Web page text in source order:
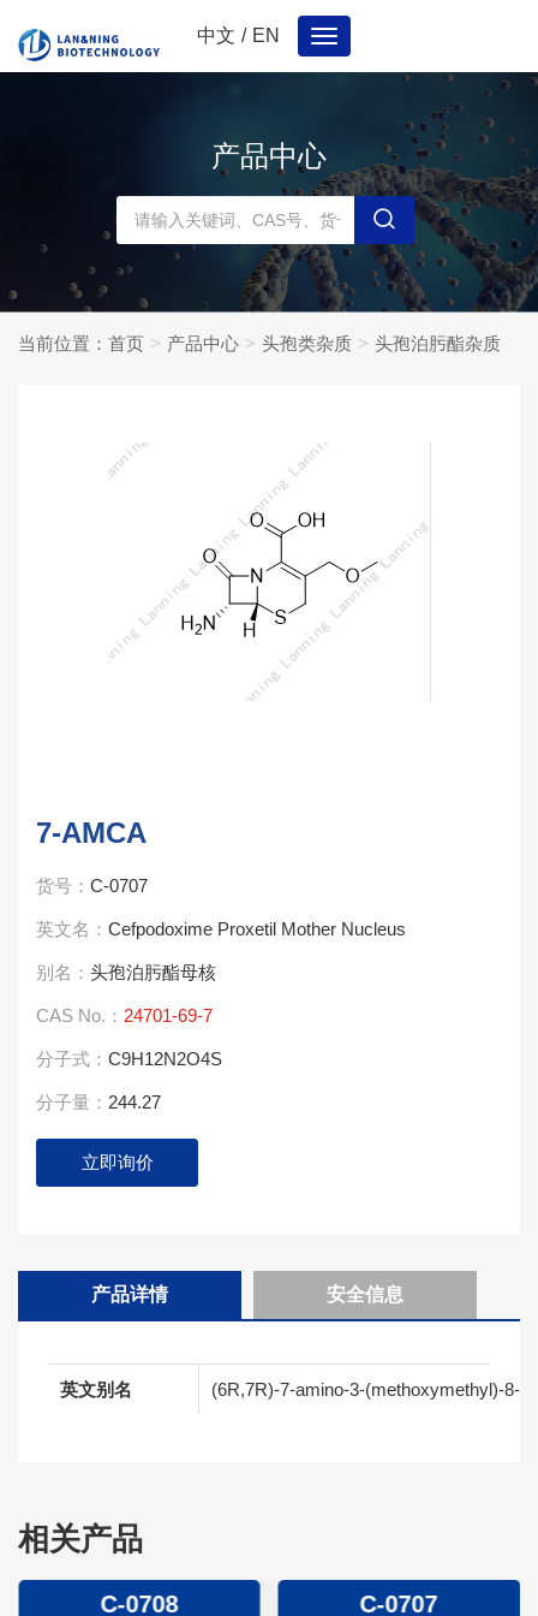
中文 / EN
Toggle
navigation
产品中心
当前位置： 首页 产品中心 头孢类杂质 头孢泊肟酯杂质
7-AMCA
货号： C-0707
英文名： Cefpodoxime Proxetil Mother Nucleus
别名： 头孢泊肟酯母核
CAS No.： 24701-69-7
分子式： C9H12N2O4S
分子量： 244.27
立即询价
产品详情 安全信息
英文别名 (6R,7R)-7-amino-3-(methoxymethyl)-8-
相关产品
C-0708 C-0707